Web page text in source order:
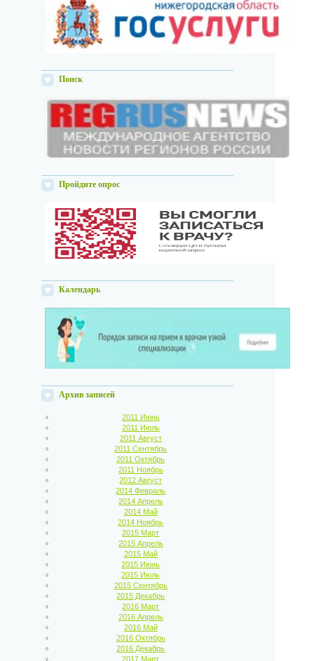
Поиск
Пройдите опрос
Календарь
Архив записей
2011 Июнь
2011 Июль
2011 Август
2011 Сентябрь
2011 Октябрь
2011 Ноябрь
2012 Август
2014 Февраль
2014 Апрель
2014 Май
2014 Ноябрь
2015 Март
2015 Апрель
2015 Май
2015 Июнь
2015 Июль
2015 Сентябрь
2015 Декабрь
2016 Март
2016 Апрель
2016 Май
2016 Октябрь
2016 Декабрь
2017 Март